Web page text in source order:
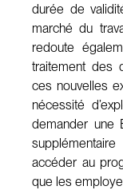
durée de
marché du
redoute
traitement des
ces nouvelles
nécessité
demander une
accéder au
que les